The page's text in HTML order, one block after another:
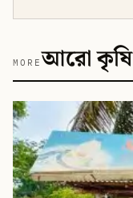
MOREআরো কৃষি